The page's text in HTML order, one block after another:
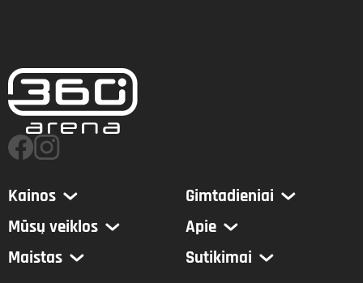
Kainos
Gimtadieniai
Mūsų veiklos
Apie
Maistas
Sutikimai